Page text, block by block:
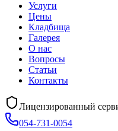
Услуги
Цены
Кладбища
Галерея
О нас
Вопросы
Статьи
Контакты
Лицензированный
054-731-0054